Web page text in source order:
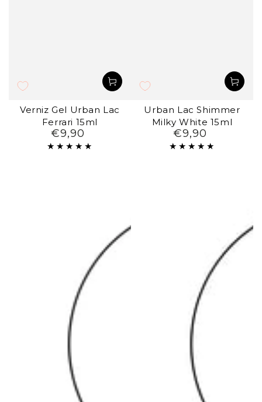
Verniz Gel Urban Lac
Ferrari 15ml
Preço
regular
€9,90
Urban Lac Shimmer
Milky White 15ml
Preço
regular
€9,90